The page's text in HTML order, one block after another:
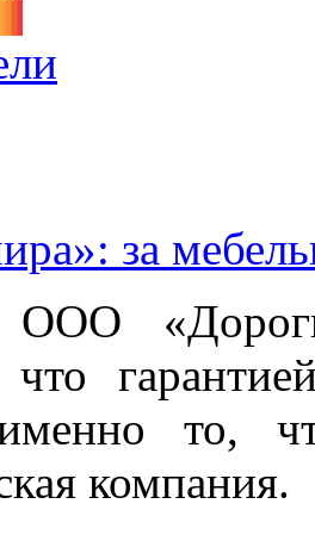
за
ООО
что
то,
компания.